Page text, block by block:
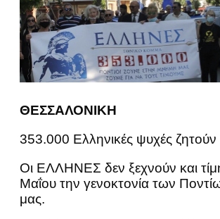
ΘΕΣΣΑΛΟΝΙΚΗ
353.000 Ελληνικές ψυχές ζητούν
Οι ΕΛΛΗΝΕΣ δεν ξεχνούν και
Μαΐου την γενοκτονία των
μας.